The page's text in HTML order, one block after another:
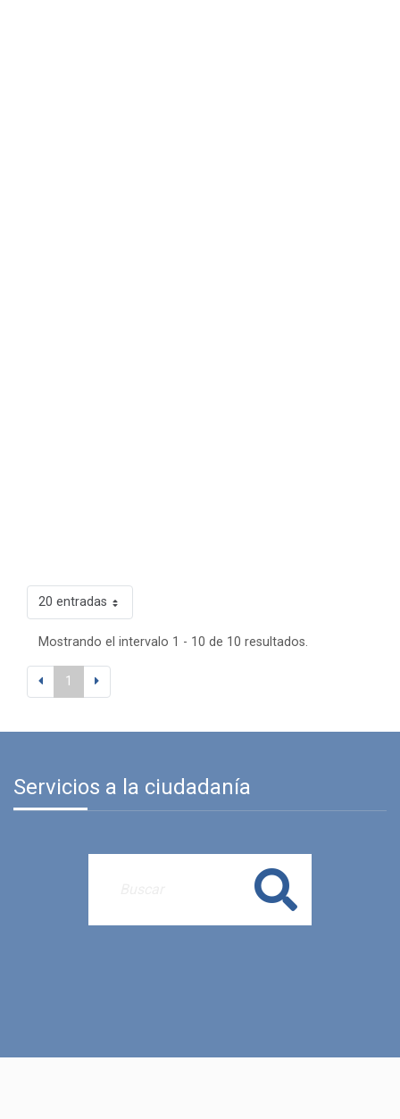
20 entradas
Mostrando el intervalo 1 - 10 de 10 resultados.
1
Servicios a la ciudadanía
Buscar